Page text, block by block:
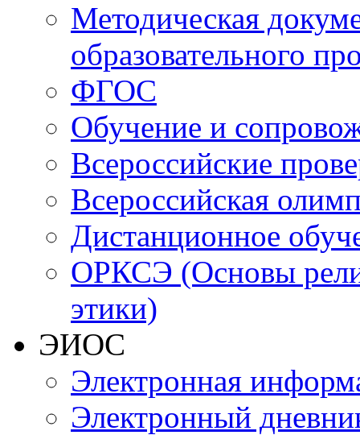
Методическая
образовательного
ФГОС
Обучение и
Всероссийские
Всероссийская
Дистанционное
ОРКСЭ (Основы
этики)
ЭИОС
Электронная
Электронный